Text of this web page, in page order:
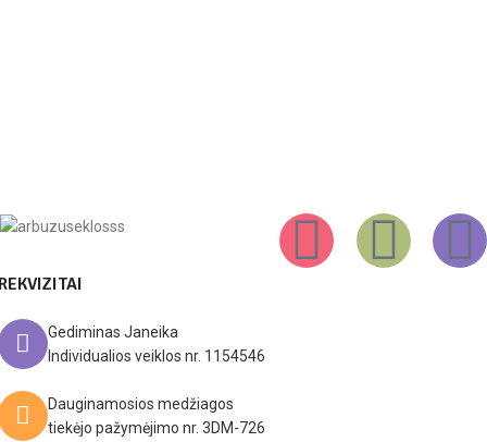
Gediminas Janeika
Individualios veiklos nr. 1154546
Dauginamosios medžiagos
tiekėjo pažymėjimo nr. 3DM-726